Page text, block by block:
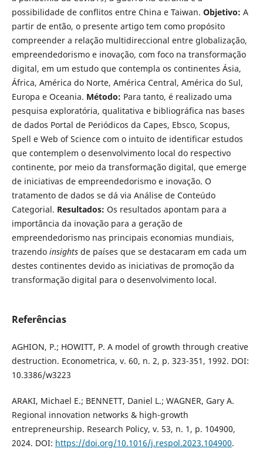
possibilidade de conflitos entre China e Taiwan. Objetivo: A
partir de então, o presente artigo tem como propósito
compreender a relação multidireccional entre globalização,
empreendedorismo e inovação, com foco na transformação
digital, em um estudo que contempla os continentes Ásia,
África, América do Norte, América Central, América do Sul,
Europa e Oceania. Método: Para tanto, é realizado uma
pesquisa exploratória, qualitativa e bibliográfica nas bases
de dados Portal de Periódicos da Capes, Ebsco, Scopus,
Spell e Web of Science com o intuito de identificar estudos
que contemplem o desenvolvimento local do respectivo
continente, por meio da transformação digital, que emerge
de iniciativas de empreendedorismo e inovação. O
tratamento de dados se dá via Análise de Conteúdo
Categorial. Resultados: Os resultados apontam para a
importância da inovação para a geração de
empreendedorismo nas principais economias mundiais,
trazendo insightsde países que se destacaram em cada um
destes continentes devido as iniciativas de promoção da
transformação digital para o desenvolvimento local.
Referências
AGHION, P.; HOWITT, P. A model of growth through creative
destruction. Econometrica, v. 60, n. 2, p. 323-351, 1992. DOI:
10.3386/w3223
ARAKI, Michael E.; BENNETT, Daniel L.; WAGNER, Gary A.
Regional innovation networks & high-growth
entrepreneurship. Research Policy, v. 53, n. 1, p. 104900,
2024. DOI: https://doi.org/10.1016/j.respol.2023.104900.